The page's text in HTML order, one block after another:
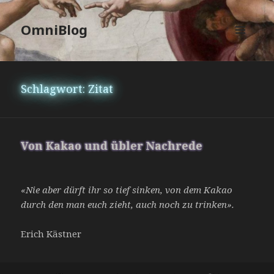
OmniBlog
MENÜ
UND
Schlagwort:Zitat
Von Kakao und übler Nachrede
«Nie aber dürft ihr so tief sinken, von dem Kakao
durch den man euch zieht, auch noch zu trinken».
Erich Kästner